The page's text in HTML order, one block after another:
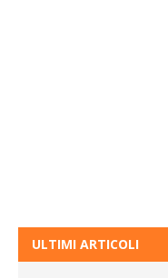
ULTIMI ARTICOLI